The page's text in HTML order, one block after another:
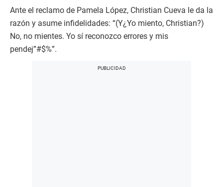
Ante el reclamo de Pamela López, Christian Cueva le da la
razón y asume infidelidades: “(Y¿Yo miento, Christian?)
No, no mientes. Yo sí reconozco errores y mis
pendej”#$%”.